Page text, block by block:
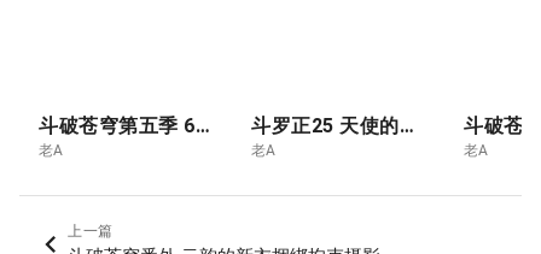
斗破苍穹第五季 6.青莲独尊 云韵的终极突破- 斗尊
老A
斗罗正25 天使的暗面
老A 老A
上一篇